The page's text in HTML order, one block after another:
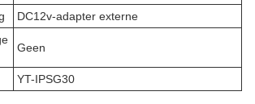
DC12v-adapter externe
Geen
YT-IPSG30